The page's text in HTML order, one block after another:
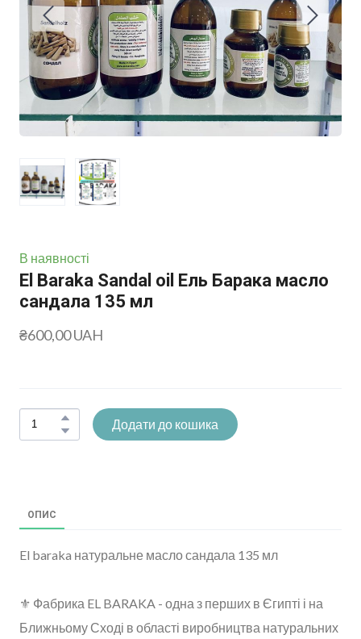
В наявності
El Baraka Sandal oil Ель Барака масло
сандала 135 мл
₴600,00 UAH
Додати до кошика
ОПИС
El baraka натуральне масло сандала 135 мл
⚜️ Фабрика EL BARAKA - одна з перших в Єгипті і на
Ближньому Сході в області виробництва натуральних